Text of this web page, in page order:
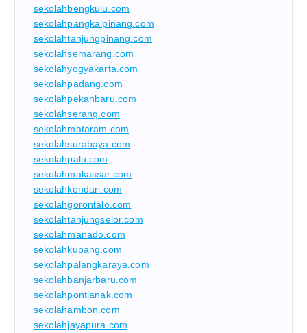
sekolahbengkulu.com
sekolahpangkalpinang.com
sekolahtanjungpinang.com
sekolahsemarang.com
sekolahyogyakarta.com
sekolahpadang.com
sekolahpekanbaru.com
sekolahserang.com
sekolahmataram.com
sekolahsurabaya.com
sekolahpalu.com
sekolahmakassar.com
sekolahkendari.com
sekolahgorontalo.com
sekolahtanjungselor.com
sekolahmanado.com
sekolahkupang.com
sekolahpalangkaraya.com
sekolahbanjarbaru.com
sekolahpontianak.com
sekolahambon.com
sekolahjayapura.com